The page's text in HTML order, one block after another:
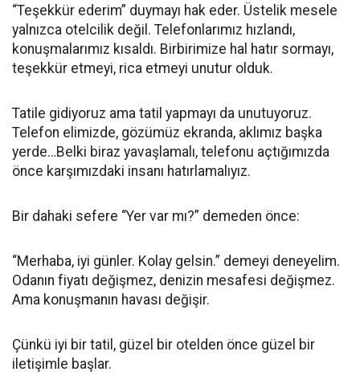
“Teşekkür ederim” duymayı hak eder. Üstelik mesele
yalnızca otelcilik değil. Telefonlarımız hızlandı,
konuşmalarımız kısaldı. Birbirimize hal hatır sormayı,
teşekkür etmeyi, rica etmeyi unutur olduk.
Tatile gidiyoruz ama tatil yapmayı da unutuyoruz.
Telefon elimizde, gözümüz ekranda, aklımız başka
yerde…Belki biraz yavaşlamalı, telefonu açtığımızda
önce karşımızdaki insanı hatırlamalıyız.
Bir dahaki sefere “Yer var mı?” demeden önce:
“Merhaba, iyi günler. Kolay gelsin.” demeyi deneyelim.
Odanın fiyatı değişmez, denizin mesafesi değişmez.
Ama konuşmanın havası değişir.
Çünkü iyi bir tatil, güzel bir otelden önce güzel bir
iletişimle başlar.